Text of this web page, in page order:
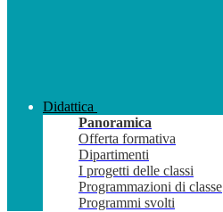
Didattica
Panoramica
Offerta formativa
Dipartimenti
I progetti delle classi
Programmazioni di classe
Programmi svolti